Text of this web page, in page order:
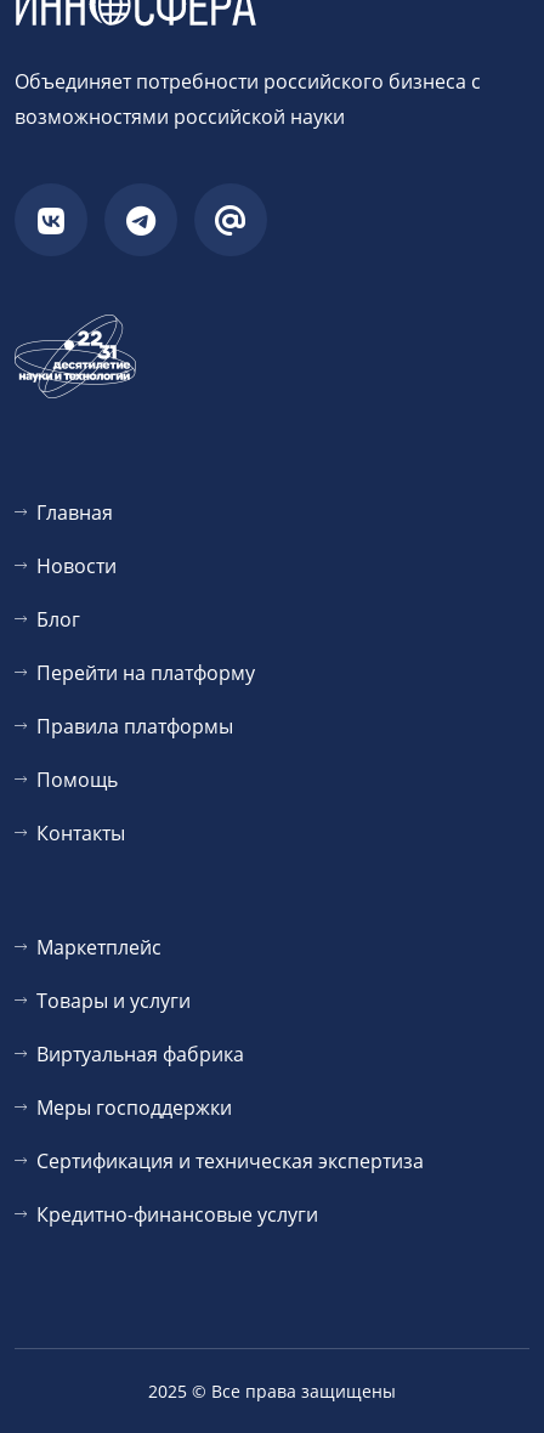
Объединяет потребности российского бизнеса с
возможностями российской науки
Главная
Новости
Блог
Перейти на платформу
Правила платформы
Помощь
Контакты
Маркетплейс
Товары и услуги
Виртуальная фабрика
Меры господдержки
Сертификация и техническая экспертиза
Кредитно-финансовые услуги
2025 © Все права защищены